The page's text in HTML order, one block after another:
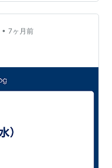
• 7ヶ月前